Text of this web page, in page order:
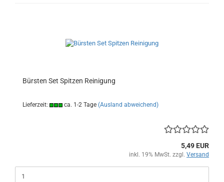
Bürsten Set Spitzen Reinigung
Lieferzeit: ca. 1-2 Tage (Ausland abweichend)
5,49 EUR
inkl. 19% MwSt. zzgl. Versand